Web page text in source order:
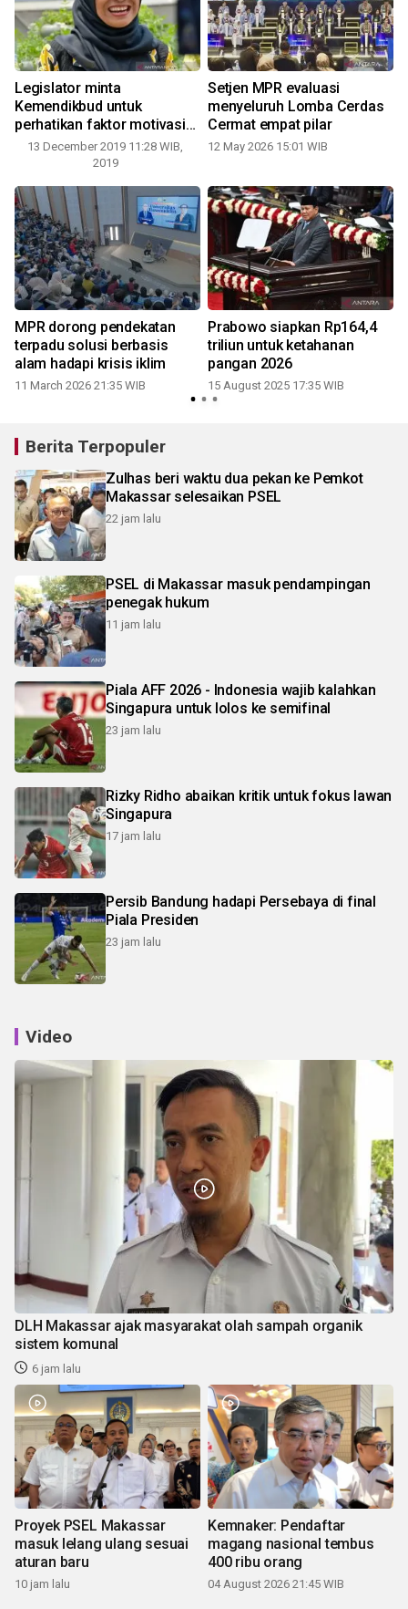
Legislator minta
Kemendikbud untuk
perhatikan faktor motivasi
guru
13 December 2019 11:28 WIB,
2019
Setjen MPR evaluasi
menyeluruh Lomba Cerdas
Cermat empat pilar
12 May 2026 15:01 WIB
MPR dorong pendekatan
terpadu solusi berbasis
alam hadapi krisis iklim
11 March 2026 21:35 WIB
Prabowo siapkan Rp164,4
triliun untuk ketahanan
pangan 2026
15 August 2025 17:35 WIB
Berita Terpopuler
Zulhas beri waktu dua pekan ke Pemkot
Makassar selesaikan PSEL
22 jam lalu
PSEL di Makassar masuk pendampingan
penegak hukum
11 jam lalu
Piala AFF 2026 - Indonesia wajib kalahkan
Singapura untuk lolos ke semifinal
23 jam lalu
Rizky Ridho abaikan kritik untuk fokus lawan
Singapura
17 jam lalu
Persib Bandung hadapi Persebaya di final
Piala Presiden
23 jam lalu
Video
DLH Makassar ajak masyarakat olah sampah organik
sistem komunal
6 jam lalu
Proyek PSEL Makassar
masuk lelang ulang sesuai
aturan baru
10 jam lalu
Kemnaker: Pendaftar
magang nasional tembus
400 ribu orang
04 August 2026 21:45 WIB